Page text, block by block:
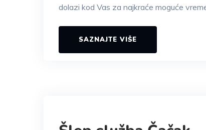
dolazi kod Vas za najkraće moguće
SAZNAJTE VIŠE